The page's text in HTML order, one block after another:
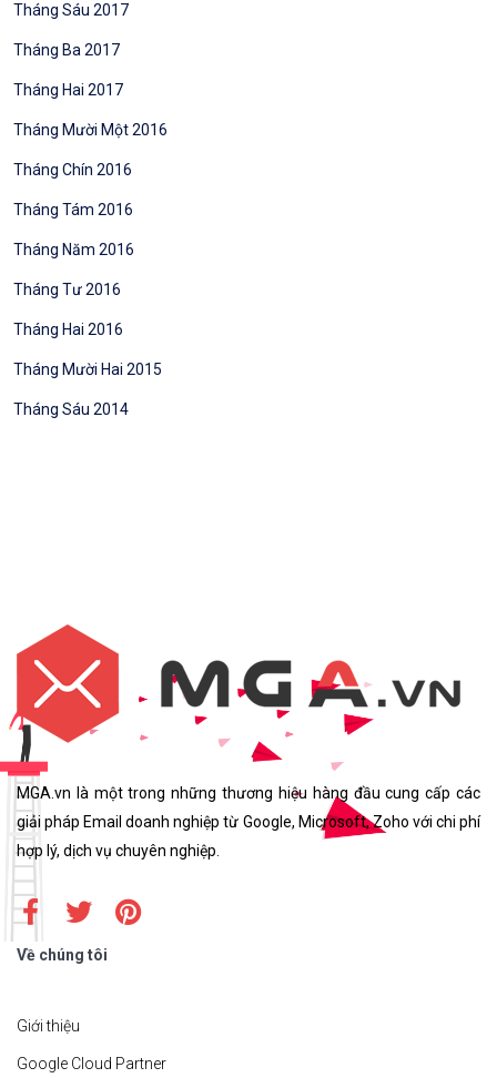
Tháng Sáu 2017
Tháng Ba 2017
Tháng Hai 2017
Tháng Mười Một 2016
Tháng Chín 2016
Tháng Tám 2016
Tháng Năm 2016
Tháng Tư 2016
Tháng Hai 2016
Tháng Mười Hai 2015
Tháng Sáu 2014
MGA.vn là một trong những thương hiệu hàng đầu cung cấp các
giải pháp Email doanh nghiệp từ Google, Microsoft, Zoho với chi phí
hợp lý, dịch vụ chuyên nghiệp.
Về chúng tôi
Giới thiệu
Google Cloud Partner